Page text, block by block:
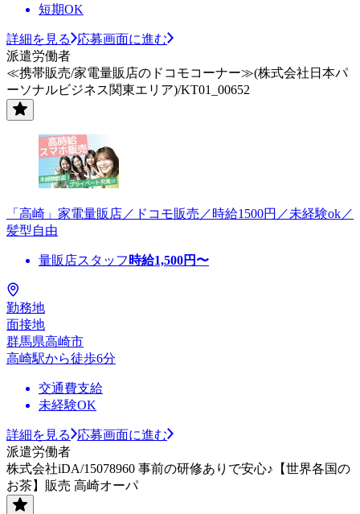
短期OK
詳細を見る
応募画面に進む
派遣労働者
≪携帯販売/家電量販店のドコモコーナー≫(株式会社日本パ
ーソナルビジネス関東エリア)/KT01_00652
「高崎」家電量販店／ドコモ販売／時給1500円／未経験ok／
髪型自由
量販店スタッフ 時給1,500円〜
勤務地
面接地
群馬県高崎市
高崎駅から徒歩6分
交通費支給
未経験OK
詳細を見る
応募画面に進む
派遣労働者
株式会社iDA/15078960 事前の研修ありで安心♪【世界各国の
お茶】販売 高崎オーパ